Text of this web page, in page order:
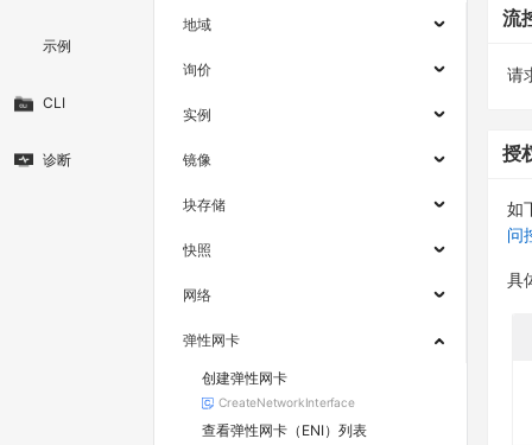
示例
CLI
诊断
地域
询价
实例
镜像
块存储
快照
网络
弹性网卡
创建弹性网卡
CreateNetworkInterface
查看弹性网卡（ENI）列表
流
请
授
如
问
具